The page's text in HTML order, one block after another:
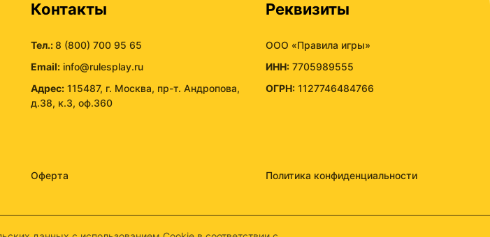
Контакты
Тел.:8 (800) 700 95 65
Email: info@rulesplay.ru
Адрес: 115487, г. Москва, пр-т. Андропова,
д.38, к.3, оф.360
Реквизиты
ООО «Правила игры»
ИНН: 7705989555
ОГРН: 1127746484766
Оферта Политика конфиденциальности